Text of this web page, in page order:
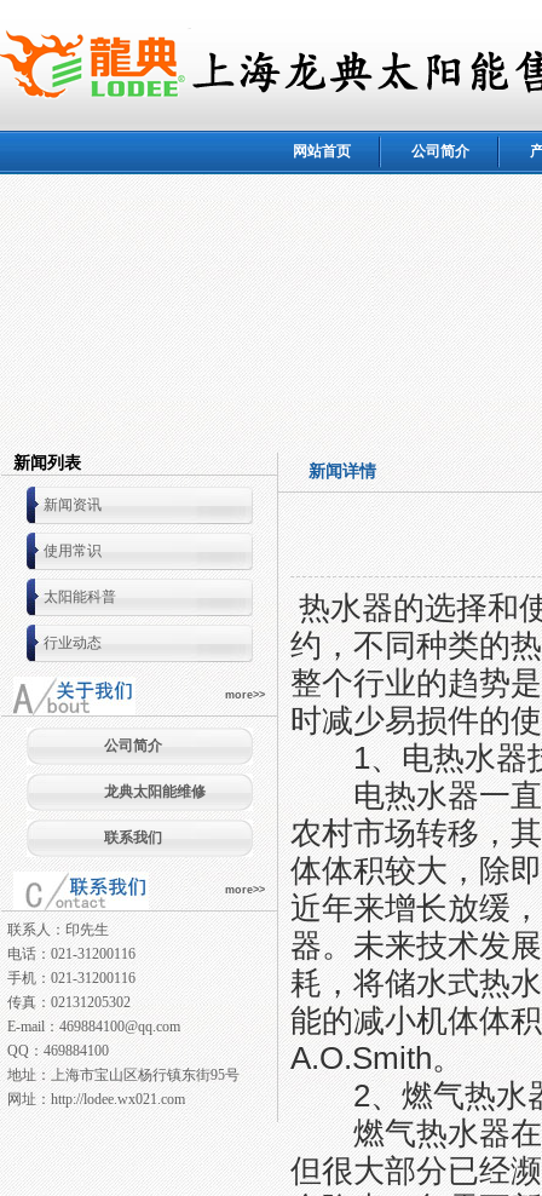
公司简介
网站首页
新闻列表
新闻资讯
使用常识
太阳能科普
行业动态
more>>
公司简介
龙典太阳能维修
联系我们
more>>
联系人：印先生
电话：021-31200116
手机：021-31200116
传真：02131205302
E-mail：469884100@qq.com
QQ：469884100
地址：上海市宝山区杨行镇东街95号
网址：http://lodee.wx021.com
新闻详情
热水器的选择和
约，不同种类的
整个行业的趋势
时减少易损件的
1、电热水器技
电热水器一直占
农村市场转移，
体体积较大，除
近年来增长放缓
器。未来技术发
耗，将储水式热
能的减小机体体
A.O.Smith。
2、燃气热水器
燃气热水器在我
但很大部分已经